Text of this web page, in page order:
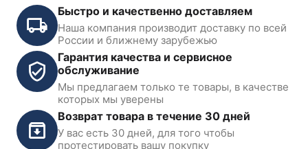
Набор разверток Car-Tool
CT-1571B
В наличии
Быстро и качественно доставляем
Наша компания производит доставку по всей
России и ближнему зарубежью
Гарантия качества и сервисное
обслуживание
Мы предлагаем только те товары, в качестве
которых мы уверены
Возврат товара в течение 30 дней
У вас есть 30 дней, для того чтобы
протестировать вашу покупку